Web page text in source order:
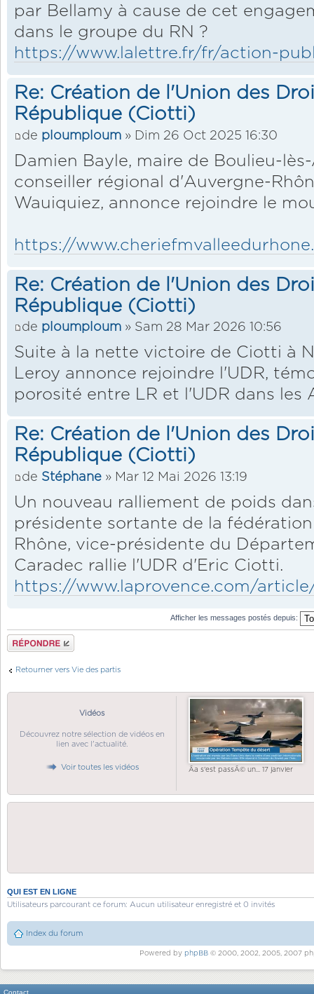
par Bellamy à cause de cet
dans le groupe du RN ?
https://www.lalettre.fr/fr/action-
Re: Création de l'Union des
République (Ciotti)
de ploumploum » Dim 26 Oct 2025 16:30
Damien Bayle, maire de Boulieu-
conseiller régional d'Auvergne-
Wauiquiez, annonce rejoindre le
https://
Re: Création de l'Union des
République (Ciotti)
de ploumploum » Sam 28 Mar 2026 10:56
Suite à la nette victoire de Ciotti à
Leroy annonce rejoindre l'UDR,
porosité entre LR et l'UDR dans les
Re: Création de l'Union des
République (Ciotti)
de Stéphane » Mar 12 Mai 2026 13:19
Un nouveau ralliement de poids
présidente sortante de la
Rhône, vice-présidente du
Caradec rallie l'UDR d'Eric Ciotti.
https://www.laprovence.com/
Afficher les messages postés depuis:
Répondre
Retourner vers Vie des partis
Vidéos
Découvrez notre sélection de vidéos en
lien avec l'actualité.
Voir toutes les vidéos Ãa s'est passÃ© un... 17 janvier
QUI EST EN LIGNE
Utilisateurs parcourant ce forum: Aucun utilisateur enregistré et 0 invités
Index du forum
Powered by phpBB© 2000, 2002, 2005, 2007
Contact